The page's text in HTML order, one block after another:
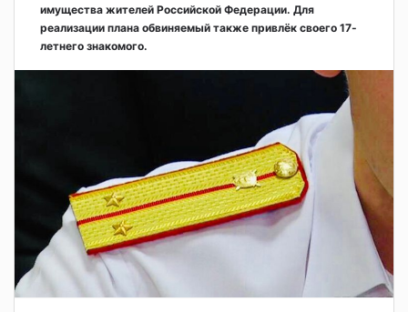
имущества жителей Российской Федерации. Для
реализации плана обвиняемый также привлёк своего 17-
летнего знакомого.